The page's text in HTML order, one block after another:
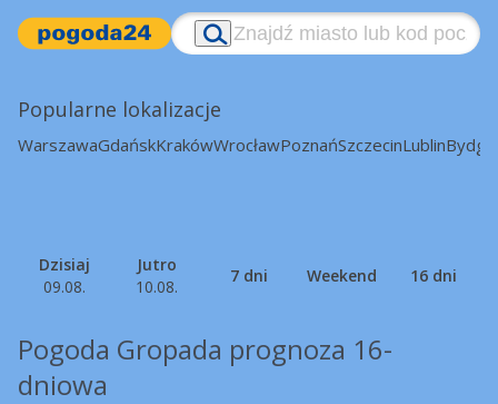
Popularne lokalizacje
WarszawaGdańskKrakówWrocławPoznańSzczecinLublin
Dzisiaj
09.08.
Jutro
10.08.
7 dni Weekend 16 dni
Pogoda Gropada prognoza 16-
dniowa